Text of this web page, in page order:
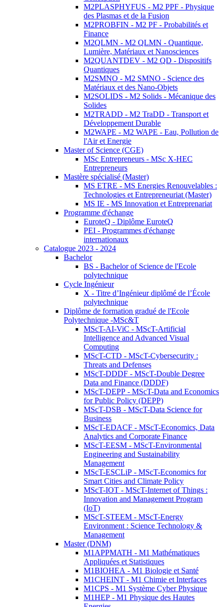
M2PLASPHYFUS - M2 PPF - Physique
des Plasmas et de la Fusion
M2PROBFIN - M2 PF - Probabilités et
Finance
M2QLMN - M2 QLMN - Quantique,
Lumière, Matériaux et Nanosciences
M2QUANTDEV - M2 QD - Dispositifs
Quantiques
M2SMNO - M2 SMNO - Science des
Matériaux et des Nano-Objets
M2SOLIDS - M2 Solids - Mécanique des
Solides
M2TRADD - M2 TraDD - Transport et
Développement Durable
M2WAPE - M2 WAPE - Eau, Pollution de
l'Air et Energie
Master of Science (CGE)
MSc Entrepreneurs - MSc X-HEC
Entrepreneurs
Mastère spécialisé (Master)
MS ETRE - MS Energies Renouvelables :
Technologies et Entrepreneuriat (Master)
MS IE - MS Innovation et Entreprenariat
Programme d'échange
EuroteQ - Diplôme EuroteQ
PEI - Programmes d'échange
internationaux
Catalogue 2023 - 2024
Bachelor
BS - Bachelor of Science de l'Ecole
polytechnique
Cycle Ingénieur
X - Titre d’Ingénieur diplômé de l’École
polytechnique
Diplôme de formation gradué de l'Ecole
Polytechnique -MSc&T
MScT-AI-ViC - MScT-Artificial
Intelligence and Advanced Visual
Computing
MScT-CTD - MScT-Cybersecurity :
Threats and Defenses
MScT-DDDF - MScT-Double Degree
Data and Finance (DDDF)
MScT-DEPP - MScT-Data and Economics
for Public Policy (DEPP)
MScT-DSB - MScT-Data Science for
Business
MScT-EDACF - MScT-Economics, Data
Analytics and Corporate Finance
MScT-EESM - MScT-Environmental
Engineering and Sustainability
Management
MScT-ESCLiP - MScT-Economics for
Smart Cities and Climate Policy
MScT-IOT - MScT-Internet of Things :
Innovation and Management Program
(IoT)
MScT-STEEM - MScT-Energy
Environment : Science Technology &
Management
Master (DNM)
M1APPMATH - M1 Mathématiques
Appliquées et Statistiques
M1BIOHEA - M1 Biologie et Santé
M1CHEINT - M1 Chimie et Interfaces
M1CPS - M1 Système Cyber Physique
M1HEP - M1 Physique des Hautes